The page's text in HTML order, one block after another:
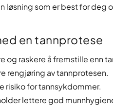
løsning som er best for deg
en tannprotese
og raskere å fremstille enn
rengjøring av tannprotesen.
risiko for tannsykdommer.
lettere god